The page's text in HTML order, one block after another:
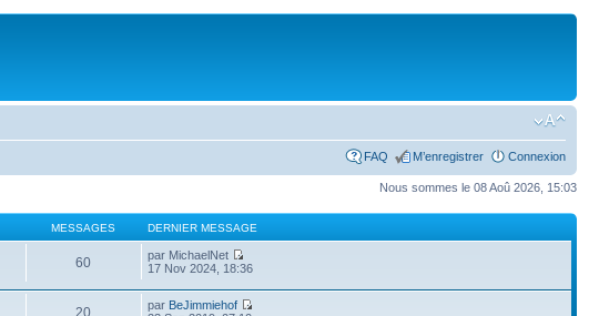
FAQ M’enregistrer Connexion
Nous sommes le 08 Aoû 2026, 15:03
MESSAGES DERNIER MESSAGE
60
par MichaelNet
17 Nov 2024, 18:36
20 par BeJimmiehof